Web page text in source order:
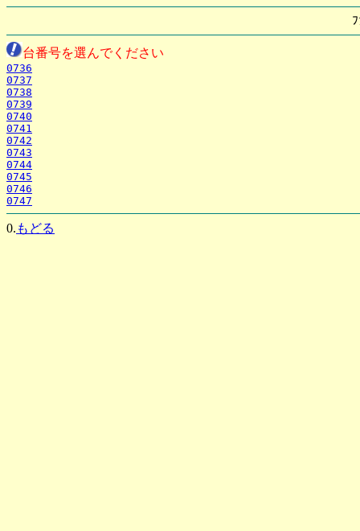
台番号を選んでください
0736
0737
0738
0739
0740
0741
0742
0743
0744
0745
0746
0747
0. もどる